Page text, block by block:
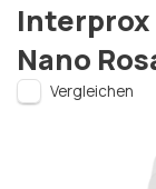
Nano
Vergleichen